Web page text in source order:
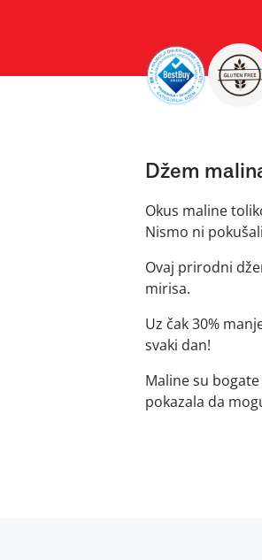
Džem
Okus maline
Nismo ni
Ovaj prirodni
mirisa.
Uz čak 30%
svaki dan!
Maline su
pokazala da